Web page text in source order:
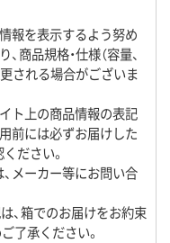
報を表示するよう努め
商品規格・仕様（容量、
更される場合がございま
ト上の商品情報の表記
前には必ずお届けした
ださい。
メーカー等にお問い合
、箱でのお届けをお約束
了承ください。